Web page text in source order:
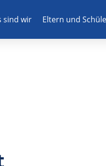
sind wir Eltern und